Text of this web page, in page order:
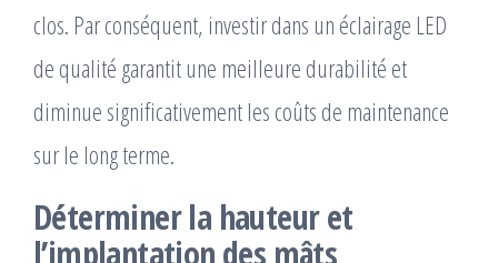
clos. Par conséquent, investir dans un éclairage LED
de qualité garantit une meilleure durabilité et
diminue significativement les coûts de maintenance
sur le long terme.
Déterminer la hauteur et
l’implantation des mâts